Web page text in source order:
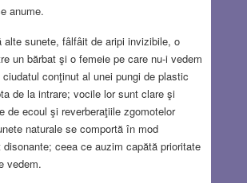
anume.
alte sunete, fâlfâit de aripi invizibile, o
un bărbat şi o femeie pe care nu-i vedem
conţinut al unei pungi de plastic
de la intrare; vocile lor sunt clare şi
de ecoul şi reverberaţiile zgomotelor
naturale se comportă în mod
disonante; ceea ce auzim capătă prioritate
vedem.